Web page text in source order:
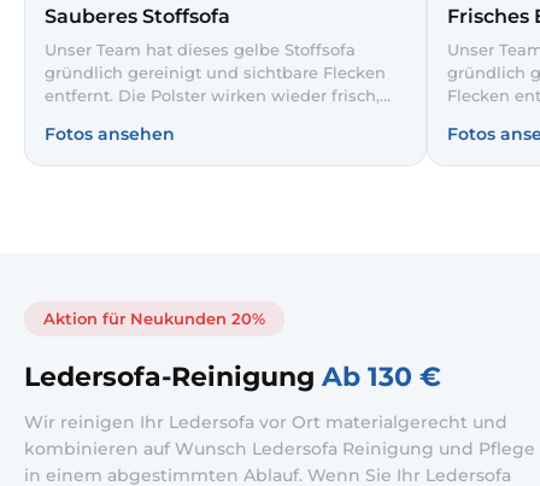
Sauberes Stoffsofa
Unser Team hat dieses gelbe Stoffsofa
gründlich gereinigt und sichtbare Flecken
entfernt. Die Polster wirken wieder frisch,
Lieblingssofa noch lange wie neu.
Fotos ansehen
Frisches
Unser
gründlich
Flecken
Sofa
Gäste.
Fotos
Aktion für Neukunden 20%
Ledersofa-Reinigung Ab 130 €
Wir reinigen Ihr Ledersofa vor Ort materialgerecht und
kombinieren auf Wunsch Ledersofa Reinigung und Pflege
in einem abgestimmten Ablauf. Wenn Sie Ihr Ledersofa